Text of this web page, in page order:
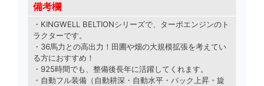
備考欄
・KINGWELL BELTIONシリーズで
ターボエンジンのト
ラクターです。
・36馬力との高出力！田圃や畑の大規模拡張を考えてい
る方におすすめ！
・925時間でも、整備後長年に活躍してくれます。
・自動フル装備（自動耕深・自動水平・バック上昇・旋